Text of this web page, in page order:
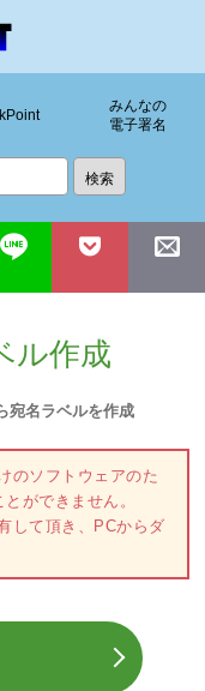
みんなの
電子署名
ル作成
宛名ラベルを作成
のソフトウェアのた
ができません。
して頂き、PCからダ